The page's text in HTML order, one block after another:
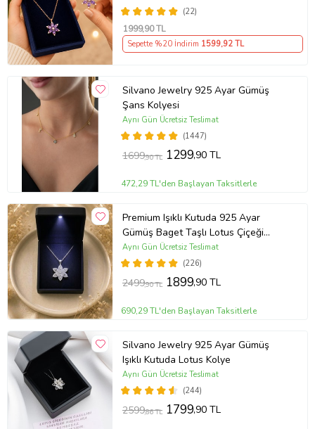
(22)
1999,90 TL
Sepette %20 İndirim 1599,92 TL
Silvano Jewelry 925 Ayar Gümüş
Şans Kolyesi
(1447)
Aynı Gün Ücretsiz Teslimat
1699,90 TL 1299,90 TL
472,29 TL'den Başlayan Taksitlerle
Premium Işıklı Kutuda 925 Ayar
Gümüş Baget Taşlı Lotus Çiçeği
Kolye
(226)
Aynı Gün Ücretsiz Teslimat
2499,90 TL 1899,90 TL
690,29 TL'den Başlayan Taksitlerle
Silvano Jewelry 925 Ayar Gümüş
Işıklı Kutuda Lotus Kolye
(244)
Aynı Gün Ücretsiz Teslimat
2599,86 TL 1799,90 TL